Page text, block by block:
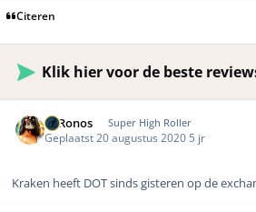
Citeren
Klik hier voor de beste
K. Ronos Super High Roller
Geplaatst 20 augustus 2020 5 jr
Kraken heeft DOT sinds gisteren op de